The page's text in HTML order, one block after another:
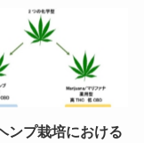
ンプ栽培における